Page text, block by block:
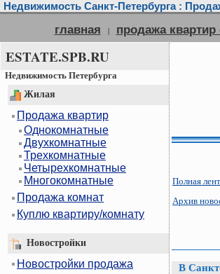
Недвижимость Санкт-Петербурга :
главная | продажа квартир
ESTATE.SPB.RU
Недвижимость Петербурга
Жилая
Продажа квартир
Однокомнатные
Двухкомнатные
Трехкомнатные
Четырехкомнатные
Многокомнатные
Продажа комнат
Куплю квартиру/комнату
Новостройки
Новостройки продажа
Полная
Архив
В